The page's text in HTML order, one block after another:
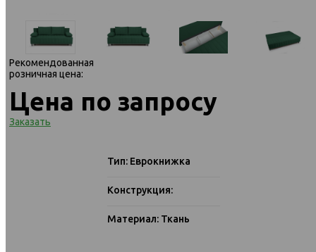
Рекомендованная
розничная цена:
Цена по запросу
Заказать
Тип: Еврокнижка
Конструкция:
Материал: Ткань